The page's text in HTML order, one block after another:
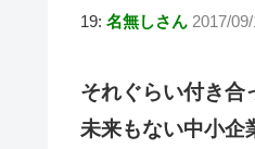
19: 名無しさん 2017/
それぐらい付き合
未来もない中小企